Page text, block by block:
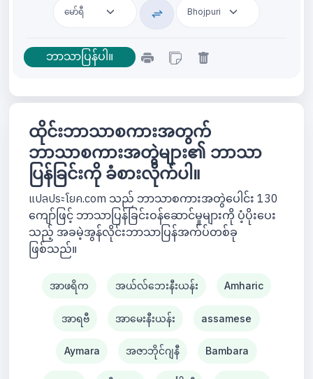
ထိုင်းဘာသာစကားအတွက်
ဘာသာစကားအတွဲများ၏ ဘာသာ
ပြန်ခြင်းကို ခံစားလိုက်ပါ။
แปลประโยค.com သည် ဘာသာစကားအတွဲပေါင်း 130
ကျော်ဖြင့် ဘာသာပြန်ခြင်းဝန်ဆောင်မှုများကို ပံ့ပိုးပေး
သည့် အခမဲ့အွန်လိုင်းဘာသာပြန်အက်ပ်တစ်ခု
ဖြစ်သည်။
အာဖရိက အယ်လ်ဘေးနီးယန်း Amharic
အာရဗီ အာမေးနီးယန်း assamese
Aymara အဇာဘိုင်ဂျနီ Bambara